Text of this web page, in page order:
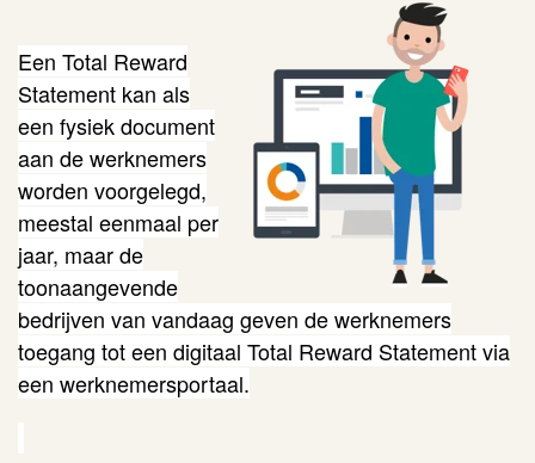
Een Total Reward
Statement kan als
een fysiek document
aan de werknemers
worden voorgelegd,
meestal eenmaal per
jaar, maar de
toonaangevende
bedrijven van vandaag geven de werknemers
toegang tot een digitaal Total Reward Statement via
een werknemersportaal.